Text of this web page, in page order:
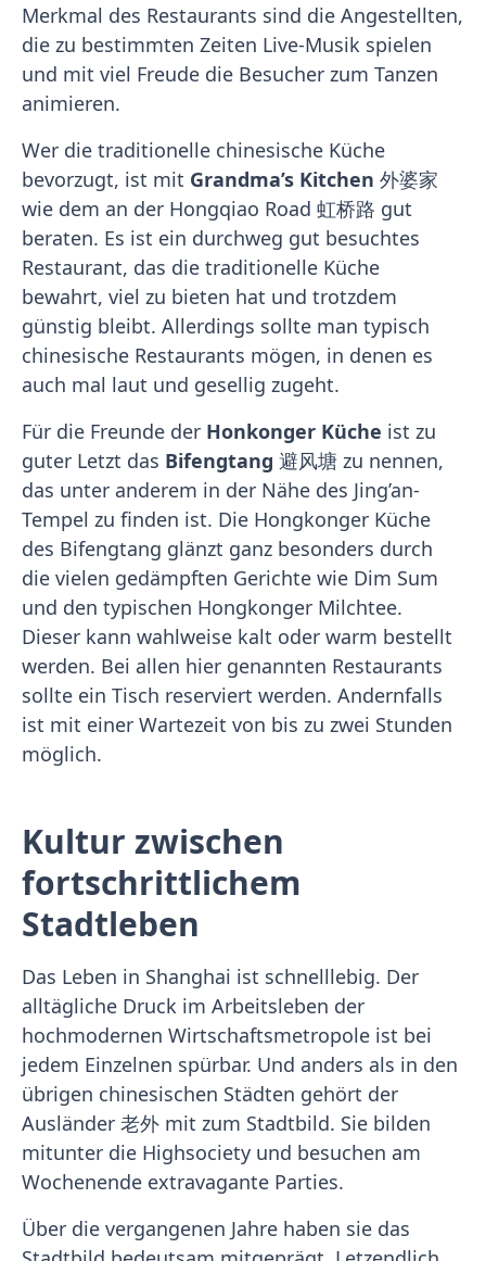
Merkmal des Restaurants sind die Angestellten,
die zu bestimmten Zeiten Live-Musik spielen
und mit viel Freude die Besucher zum Tanzen
animieren.
Wer die traditionelle chinesische Küche
bevorzugt, ist mit Grandma’s Kitchen 外婆家
wie dem an der Hongqiao Road 虹桥路 gut
beraten. Es ist ein durchweg gut besuchtes
Restaurant, das die traditionelle Küche
bewahrt, viel zu bieten hat und trotzdem
günstig bleibt. Allerdings sollte man typisch
chinesische Restaurants mögen, in denen es
auch mal laut und gesellig zugeht.
Für die Freunde der Honkonger Küche ist zu
guter Letzt das Bifengtang 避风塘 zu nennen,
das unter anderem in der Nähe des Jing’an-
Tempel zu finden ist. Die Hongkonger Küche
des Bifengtang glänzt ganz besonders durch
die vielen gedämpften Gerichte wie Dim Sum
und den typischen Hongkonger Milchtee.
Dieser kann wahlweise kalt oder warm bestellt
werden. Bei allen hier genannten Restaurants
sollte ein Tisch reserviert werden. Andernfalls
ist mit einer Wartezeit von bis zu zwei Stunden
möglich.
Kultur zwischen
fortschrittlichem
Stadtleben
Das Leben in Shanghai ist schnelllebig. Der
alltägliche Druck im Arbeitsleben der
hochmodernen Wirtschaftsmetropole ist bei
jedem Einzelnen spürbar. Und anders als in den
übrigen chinesischen Städten gehört der
Ausländer 老外 mit zum Stadtbild. Sie bilden
mitunter die Highsociety und besuchen am
Wochenende extravagante Parties.
Über die vergangenen Jahre haben sie das